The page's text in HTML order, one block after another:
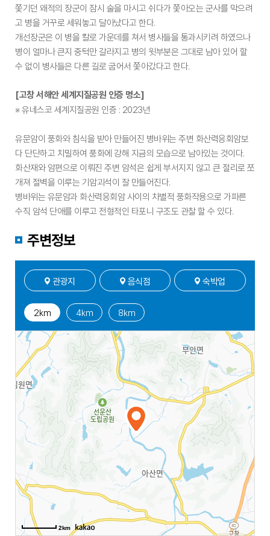
쫓기던 왜적의 장군이 잠시 술을 마시고 쉬다가 쫓아오는 군사를 막으려
고 병을 거꾸로 세워놓고 달아났다고 한다.
개선장군은 이 병을 칼로 가운데를 쳐서 병사들을 통과시키려 하였으나
병이 얼마나 큰지 중턱만 갈라지고 병의 윗부분은 그대로 남아 있어 할
수 없이 병사들은 다른 길로 굽어서 쫓아갔다고 한다.
[고창 서해안 세계지질공원 인증 명소]
※ 유네스코 세계지질공원 인증 : 2023년
유문암이 풍화와 침식을 받아 만들어진 병바위는 주변 화산력응회암보
다 단단하고 치밀하여 풍화에 강해 지금의 모습으로 남아있는 것이다.
화산재와 암편으로 이뤄진 주변 암석은 쉽게 부서지지 않고 큰 절리로 쪼
개져 절벽을 이루는 기암괴석이 잘 만들어진다.
병바위는 유문암과 화산력응회암 사이의 차별적 풍화작용으로 가파른
수직 암석 단애를 이루고 전형적인 타포니 구조도 관찰 할 수 있다.
주변정보
관광지 음식점 숙박업
2㎞ 4㎞ 8㎞
2km